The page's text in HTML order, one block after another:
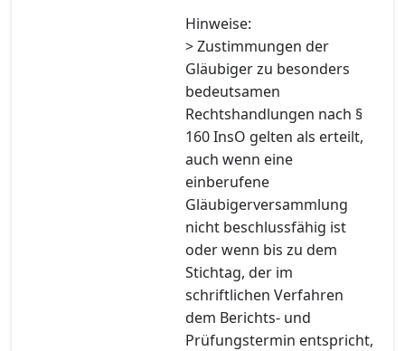
Hinweise:
> Zustimmungen der
Gläubiger zu besonders
bedeutsamen
Rechtshandlungen nach §
160 InsO gelten als erteilt,
auch wenn eine
einberufene
Gläubigerversammlung
nicht beschlussfähig ist
oder wenn bis zu dem
Stichtag, der im
schriftlichen Verfahren
dem Berichts- und
Prüfungstermin entspricht,